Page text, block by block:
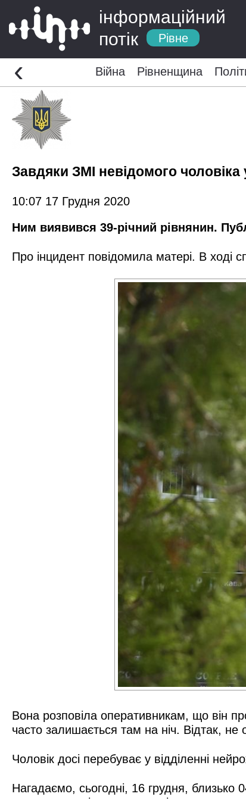
інформаційний
потік
Рівне
Війна Рівненщина
‹
Завдяки ЗМІ невідомого чоловіка
10:07 17 Грудня 2020
Ним виявився 39-річний рівнянин.
Про інцидент повідомила матері. В ході
Вона розповіла оперативникам, що він
часто залишається там на ніч. Відтак,
Чоловік досі перебуває у відділенні
Нагадаємо, сьогодні, 16 грудня, близько